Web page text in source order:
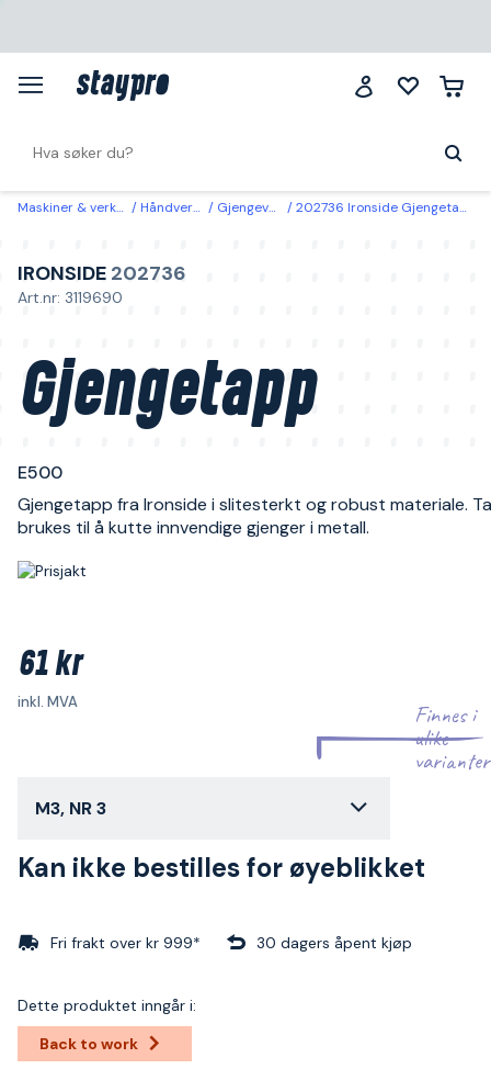
Maskiner & verktøy Håndverktøy Gjengeverktøy 202736 Ironside Gjengetapp E500 M3, NR 3
IRONSIDE 202736
Art.nr: 3119690
Gjengetapp
E500
Gjengetapp fra Ironside i slitesterkt og robust materiale.
brukes til å kutte innvendige gjenger i metall.
61 kr
inkl. MVA
Finnes i
ulike
varianter
M3, NR 3
Kan ikke bestilles for øyeblikket
Fri frakt over kr 999* 30 dagers åpent kjøp
Dette produktet inngår i:
Back to work